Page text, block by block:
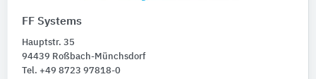
FF Systems
Hauptstr. 35
94439 Roßbach-Münchsdorf
Tel. +49 8723 97818-0